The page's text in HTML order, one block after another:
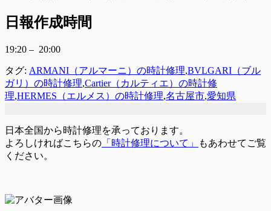
日報作成時間
19:20 – 20:00
タグ: ARMANI（アルマーニ）の時計修理,BVLGARI（ブル
ガリ）の時計修理,Cartier（カルティエ）の時計修
理,HERMES（エルメス）の時計修理,名古屋市,愛知県
日本全国から時計修理を承っております。
よろしければこちらの 「時計修理について」
もあわせてご覧
ください。